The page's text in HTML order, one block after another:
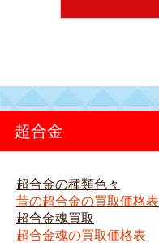
超合金
超合金の種類色々
昔の超合金の買取価格表
超合金魂買取
超合金魂の買取価格表